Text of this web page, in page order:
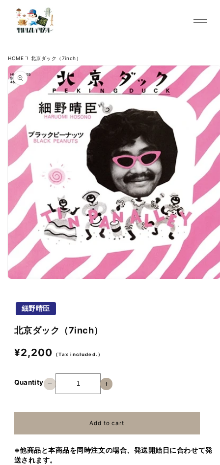
Skip to content
HOME 北京ダック（7inch）
Skip to product
information
modal細野晴臣
北京ダック（7inch）
Regular
¥2,200 （Tax included.）
Quantity
Decrease
quantity
ッ
ク
Increase
京
ッ
Add to cart
※他商品と本商品を同時注文の場合、発送開始日に合わせて発
送されます。